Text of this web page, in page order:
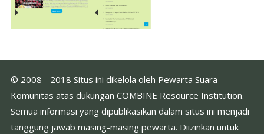
© 2008 - 2018 Situs ini dikelola oleh Pewarta Suara
Komunitas atas dukungan COMBINE Resource Institution.
Semua informasi yang dipublikasikan dalam situs ini menjadi
tanggung jawab masing-masing pewarta. Diizinkan untuk